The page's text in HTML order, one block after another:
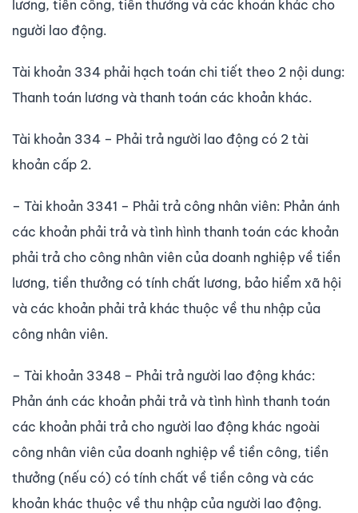
lương, tiền công, tiền thưởng và các khoản khác cho
người lao động.
Tài khoản 334 phải hạch toán chi tiết theo 2 nội dung:
Thanh toán lương và thanh toán các khoản khác.
Tài khoản 334 – Phải trả người lao động có 2 tài
khoản cấp 2.
– Tài khoản 3341 – Phải trả công nhân viên: Phản ánh
các khoản phải trả và tình hình thanh toán các khoản
phải trả cho công nhân viên của doanh nghiệp về tiền
lương, tiền thưởng có tính chất lương, bảo hiểm xã hội
và các khoản phải trả khác thuộc về thu nhập của
công nhân viên.
– Tài khoản 3348 – Phải trả người lao động khác:
Phản ánh các khoản phải trả và tình hình thanh toán
các khoản phải trả cho người lao động khác ngoài
công nhân viên của doanh nghiệp về tiền công, tiền
thưởng (nếu có) có tính chất về tiền công và các
khoản khác thuộc về thu nhập của người lao động.